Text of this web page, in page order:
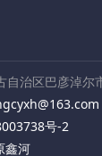
自治区巴彦淖尔
号-2
鑫河